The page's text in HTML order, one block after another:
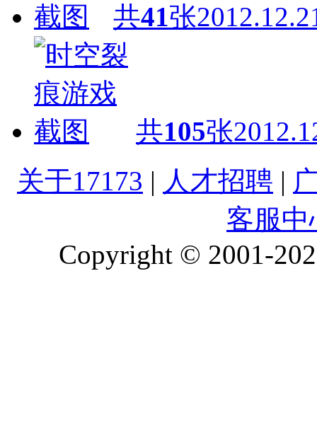
共41张
共105张
关于17173 | 人才招聘 |
客服中
Copyright © 2001-